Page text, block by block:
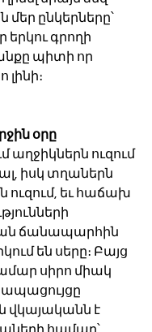
մեր ընկերները՝
երկու գրողի
պիտի որ
լինի։
օրը
աղջիկներն ուզում
իսկ տղաներն
ուզում, եւ հաճախ
ճանապարհին
են սերը։ Բայց
սիրո միակ
վկայականն է